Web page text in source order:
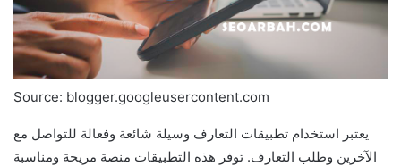
Source: blogger.googleusercontent.com
يعتبر استخدام تطبيقات التعارف وسيلة شائعة وفعالة للتواصل مع
الآخرين وطلب التعارف. توفر هذه التطبيقات منصة مريحة ومناسبة